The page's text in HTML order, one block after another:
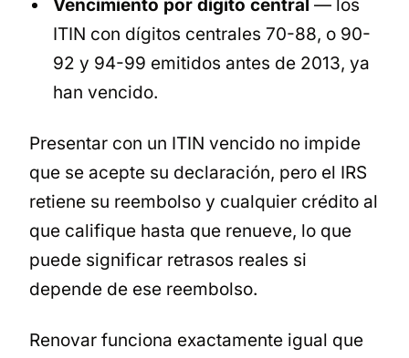
Vencimiento por dígito central — los
ITIN con dígitos centrales 70-88, o 90-
92 y 94-99 emitidos antes de 2013, ya
han vencido.
Presentar con un ITIN vencido no impide
que se acepte su declaración, pero el IRS
retiene su reembolso y cualquier crédito al
que califique hasta que renueve, lo que
puede significar retrasos reales si
depende de ese reembolso.
Renovar funciona exactamente igual que